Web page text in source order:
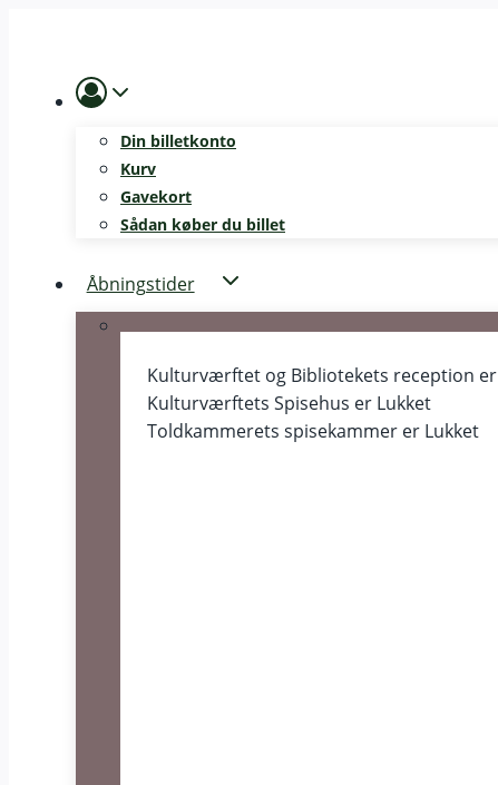
Din billetkonto
Kurv
Gavekort
Sådan køber du billet
Åbningstider
Kulturværftet og Bibliotekets reception er
Kulturværftets Spisehus er Lukket
Toldkammerets spisekammer er Lukket